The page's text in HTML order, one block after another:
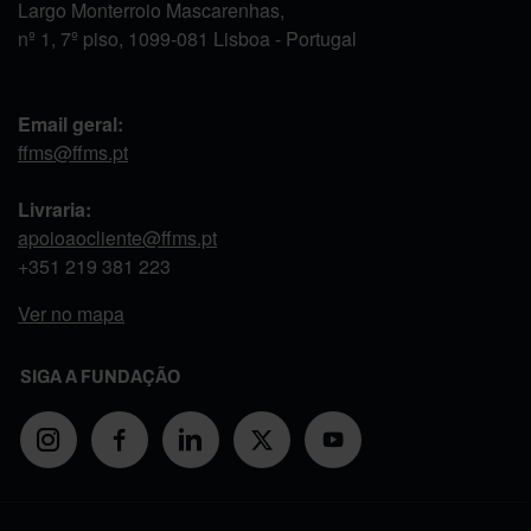
Largo Monterroio Mascarenhas,
nº 1, 7º piso, 1099-081 Lisboa - Portugal
Email geral:
ffms@ffms.pt
Livraria:
apoioaocliente@ffms.pt
+351 219 381 223
Ver no mapa
SIGA A FUNDAÇÃO